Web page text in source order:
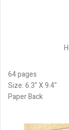
64 pages
Size: 6.3" X 9.4"
Paper Back